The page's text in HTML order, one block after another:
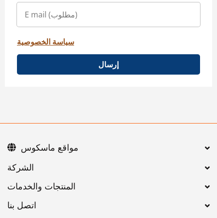
سياسة الخصوصية
إرسال
اتصل بنا
مواقع ماسكوس